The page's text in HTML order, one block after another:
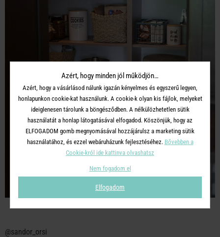
@sandor_orsi
Azért, hogy minden jól működjön…
Azért, hogy a vásárlásod nálunk igazán kényelmes és egyszerű legyen,
honlapunkon cookie-kat használunk. A cookie-k olyan kis fájlok, melyeket
ideiglenesen tárolunk a böngésződben. A nélkülözhetetlen sütik
használatát a honlap látogatásával elfogadod. Köszönjük, hogy az
ELFOGADOM gomb megnyomásával hozzájárulsz a marketing sütik
használatához, és ezzel webáruházunk fejlesztéséhez. Bővebben a
Cookie-król ide kattinva olvashatsz
Nem fogadom el
Elfogadom